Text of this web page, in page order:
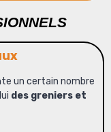
un certain nombre
des greniers et